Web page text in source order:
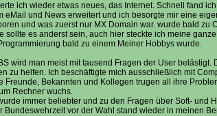
ich wieder etwas neues, das Internet. Schnell fand
eMail und News erweitert und ich besorgte mir eine
und was zuerst nur MX Domain war. wurde bald zu
sollte es anderst sein, auch hier steckte ich meine
bald zu einem Meiner Hobbys wurde.
wird man meist mit tausend Fragen der User
zu helfen. Ich beschäftigte mich ausschließlich mit
Freunde, Bekannten und Kollegen trugen all ihre
Rechner wuchs.
immer beliebter und zu den Fragen über Soft- und
Bundeswehrzeit vor der Wahl stand wieder in meinen